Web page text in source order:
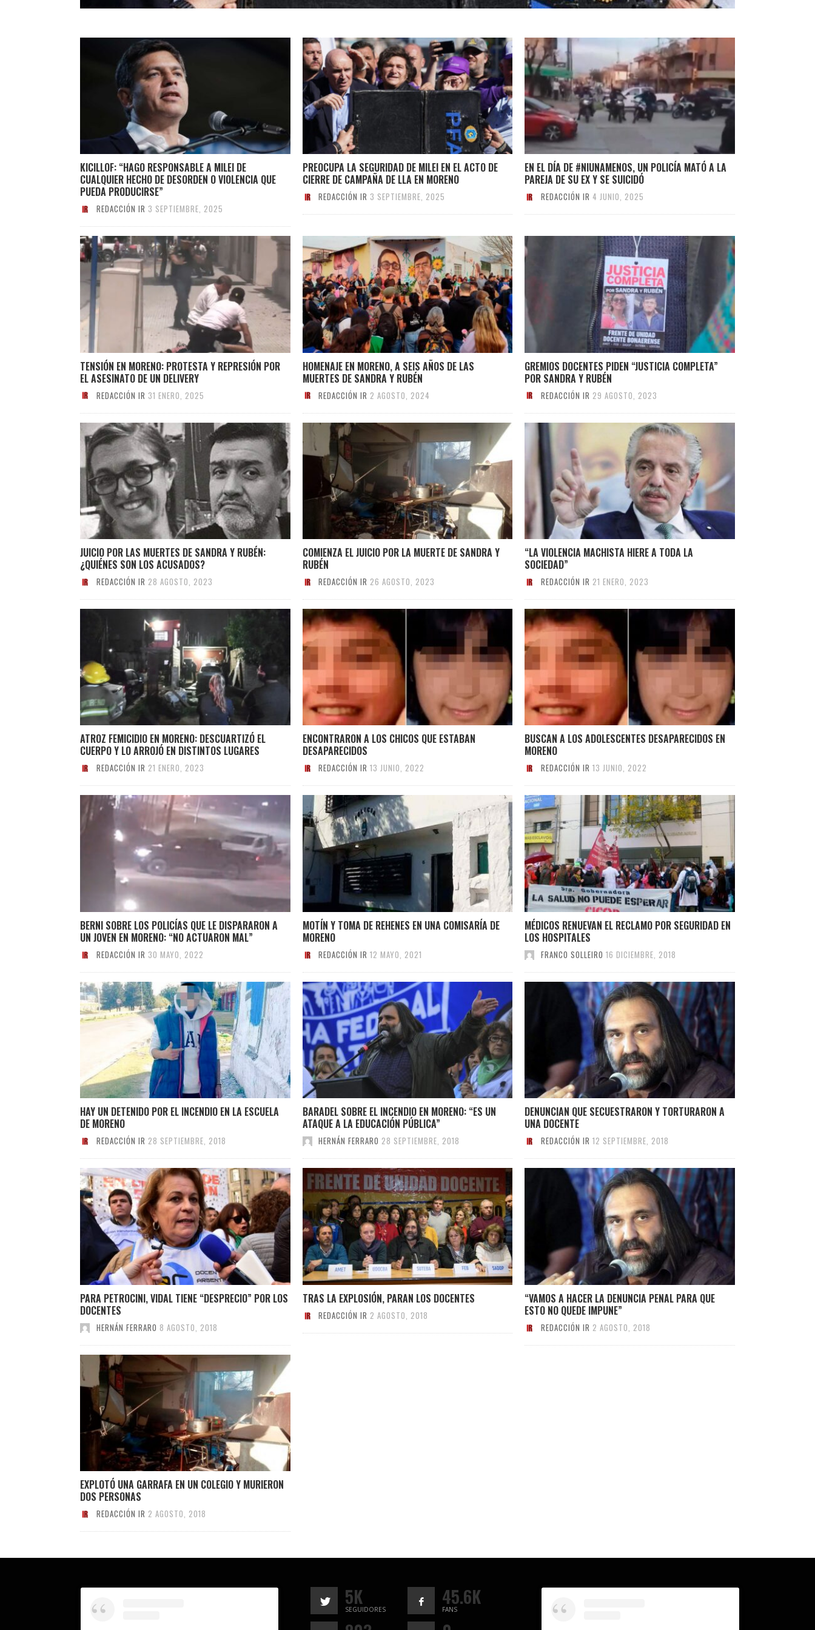
KICILLOF: “HAGO RESPONSABLE A MILEI DE
CUALQUIER HECHO DE DESORDEN O VIOLENCIA QUE
PUEDA PRODUCIRSE”
REDACCIÓN IR 3 SEPTIEMBRE, 2025
PREOCUPA LA SEGURIDAD DE MILEI EN EL ACTO DE
CIERRE DE CAMPAÑA DE LLA EN MORENO
REDACCIÓN IR 3 SEPTIEMBRE, 2025
EN EL DÍA DE #NIUNAMENOS, UN POLICÍA MATÓ A LA
PAREJA DE SU EX Y SE SUICIDÓ
REDACCIÓN IR 4 JUNIO, 2025
TENSIÓN EN MORENO: PROTESTA Y REPRESIÓN POR
EL ASESINATO DE UN DELIVERY
REDACCIÓN IR 31 ENERO, 2025
HOMENAJE EN MORENO, A SEIS AÑOS DE LAS
MUERTES DE SANDRA Y RUBÉN
REDACCIÓN IR 2 AGOSTO, 2024
GREMIOS DOCENTES PIDEN “JUSTICIA COMPLETA”
POR SANDRA Y RUBÉN
REDACCIÓN IR 29 AGOSTO, 2023
JUICIO POR LAS MUERTES DE SANDRA Y RUBÉN:
¿QUIÉNES SON LOS ACUSADOS?
REDACCIÓN IR 28 AGOSTO, 2023
COMIENZA EL JUICIO POR LA MUERTE DE SANDRA Y
RUBÉN
REDACCIÓN IR 26 AGOSTO, 2023
“LA VIOLENCIA MACHISTA HIERE A TODA LA
SOCIEDAD”
REDACCIÓN IR 21 ENERO, 2023
ATROZ FEMICIDIO EN MORENO: DESCUARTIZÓ EL
CUERPO Y LO ARROJÓ EN DISTINTOS LUGARES
REDACCIÓN IR 21 ENERO, 2023
ENCONTRARON A LOS CHICOS QUE ESTABAN
DESAPARECIDOS
REDACCIÓN IR 13 JUNIO, 2022
BUSCAN A LOS ADOLESCENTES DESAPARECIDOS EN
MORENO
REDACCIÓN IR 13 JUNIO, 2022
BERNI SOBRE LOS POLICÍAS QUE LE DISPARARON A
UN JOVEN EN MORENO: “NO ACTUARON MAL”
REDACCIÓN IR 30 MAYO, 2022
MOTÍN Y TOMA DE REHENES EN UNA COMISARÍA DE
MORENO
REDACCIÓN IR 12 MAYO, 2021
MÉDICOS RENUEVAN EL RECLAMO POR SEGURIDAD EN
LOS HOSPITALES
FRANCO SOLLEIRO 16 DICIEMBRE, 2018
HAY UN DETENIDO POR EL INCENDIO EN LA ESCUELA
DE MORENO
REDACCIÓN IR 28 SEPTIEMBRE, 2018
BARADEL SOBRE EL INCENDIO EN MORENO: “ES UN
ATAQUE A LA EDUCACIÓN PÚBLICA”
HERNÁN FERRARO 28 SEPTIEMBRE, 2018
DENUNCIAN QUE SECUESTRARON Y TORTURARON A
UNA DOCENTE
REDACCIÓN IR 12 SEPTIEMBRE, 2018
PARA PETROCINI, VIDAL TIENE “DESPRECIO” POR LOS
DOCENTES
HERNÁN FERRARO 8 AGOSTO, 2018
TRAS LA EXPLOSIÓN, PARAN LOS DOCENTES
REDACCIÓN IR 2 AGOSTO, 2018
“VAMOS A HACER LA DENUNCIA PENAL PARA QUE
ESTO NO QUEDE IMPUNE”
REDACCIÓN IR 2 AGOSTO, 2018
EXPLOTÓ UNA GARRAFA EN UN COLEGIO Y MURIERON
DOS PERSONAS
REDACCIÓN IR 2 AGOSTO, 2018
5K
SEGUIDORES
45.6K
FANS